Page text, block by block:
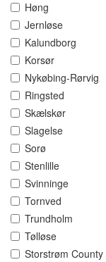
Høng
Jernløse
Kalundborg
Korsør
Nykøbing-Rørvig
Ringsted
Skælskør
Slagelse
Sorø
Stenlille
Svinninge
Tornved
Trundholm
Tølløse
Storstrøm County